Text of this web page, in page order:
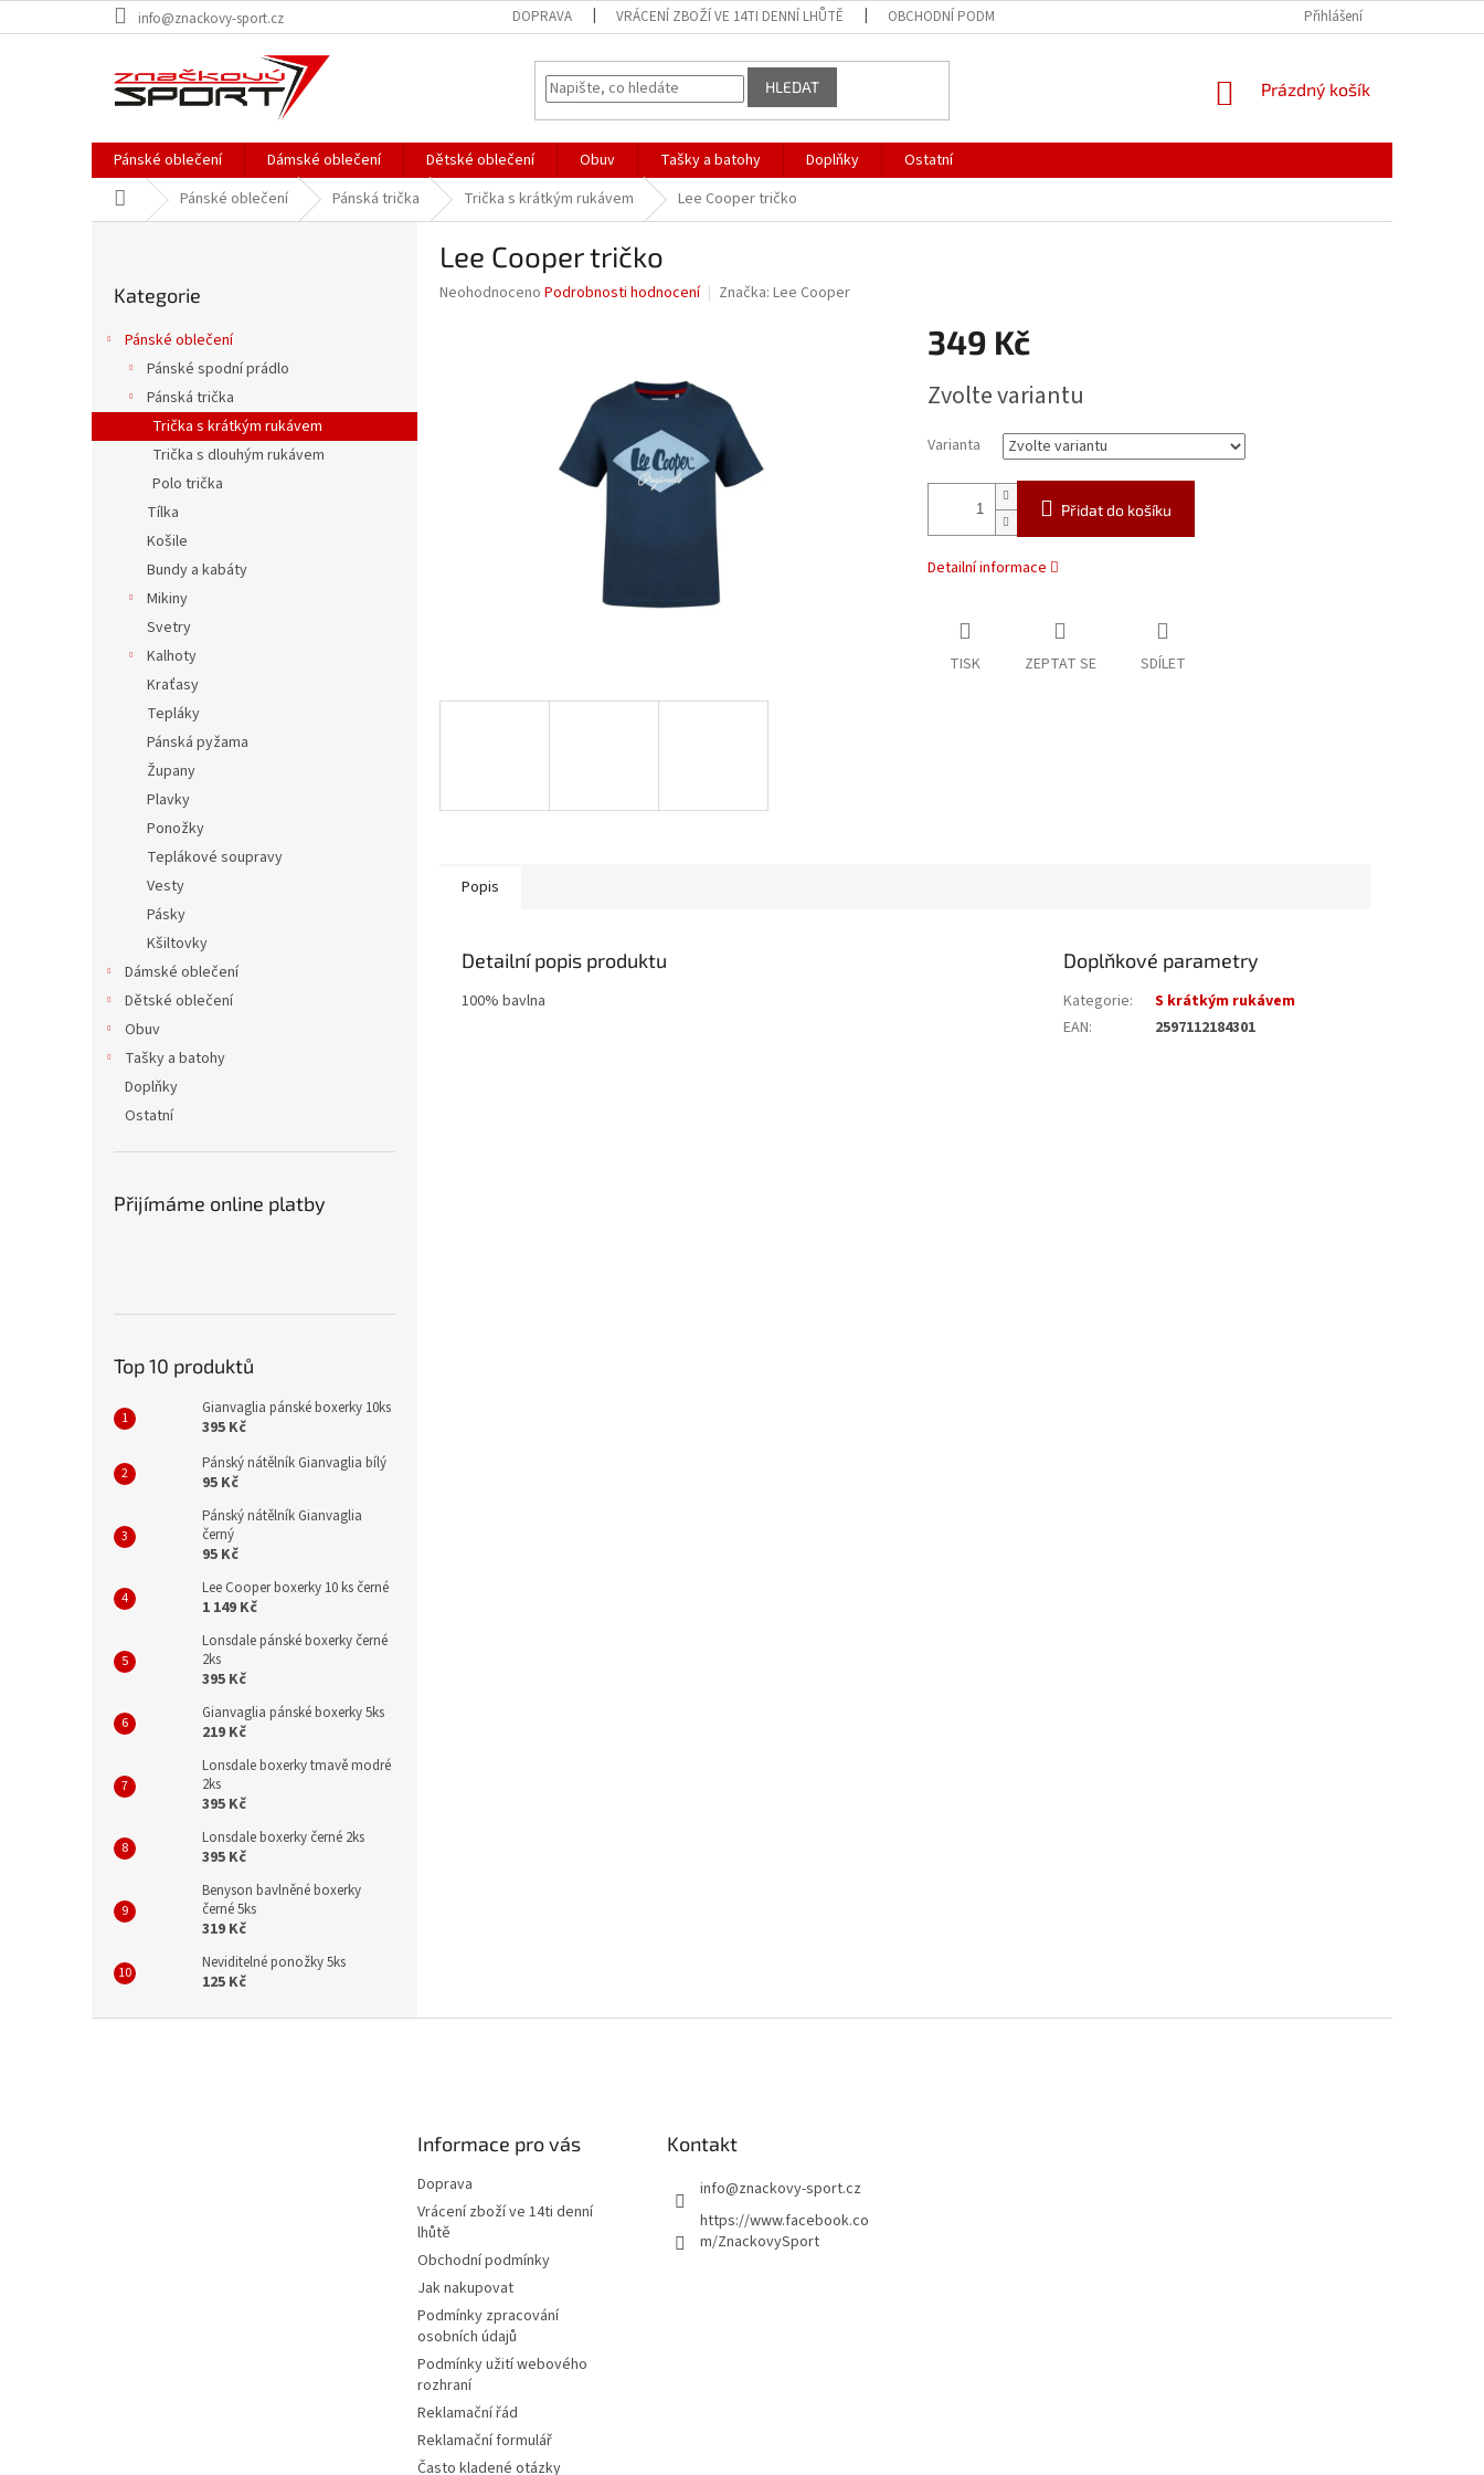
na
info@znackovy-sport.cz DOPRAVA VRÁCENÍ ZBOŽÍ VE 14TI DENNÍ LHŮTĚ OBCHODNÍ PODMÍNKY PODMÍNKY ZPRACOVÁNÍ OSOBNÍCH ÚDAJŮ
Přihlášení
HLEDAT
NÁKUPNÍ
Prázdný košík
Pánské oblečení Dámské oblečení Dětské oblečení Obuv Tašky a batohy Doplňky
Ostatní
Domů Pánské oblečení Pánská trička Trička s krátkým rukávem Lee Cooper tričko
kategorie
Kategorie
Pánské oblečení
Pánské spodní prádlo
Pánská trička
Trička s krátkým rukávem
Trička s dlouhým rukávem
Polo trička
Tílka
Košile
Bundy a kabáty
Mikiny
Svetry
Kalhoty
Kraťasy
Tepláky
Pánská pyžama
Župany
Plavky
Ponožky
Teplákové soupravy
Vesty
Pásky
Kšiltovky
Dámské oblečení
Dětské oblečení
Obuv
Tašky a batohy
Doplňky
Ostatní
Přijímáme online platby
Top 10 produktů
Gianvaglia pánské boxerky 10ks
395 Kč
Pánský nátělník Gianvaglia bílý
95 Kč
Pánský nátělník Gianvaglia
černý
95 Kč
Lee Cooper boxerky 10 ks černé
1 149 Kč
Lonsdale pánské boxerky černé
2ks
395 Kč
Gianvaglia pánské boxerky 5ks
219 Kč
Lonsdale boxerky tmavě modré
2ks
395 Kč
Lonsdale boxerky černé 2ks
395 Kč
Benyson bavlněné boxerky
černé 5ks
319 Kč
Neviditelné ponožky 5ks
125 Kč
Lee Cooper tričko
Průměrné
Neohodnoceno Podrobnosti hodnocení Značka: Lee Cooper
349 Kč
cena:
Zvolte variantu
Varianta
Přidat do košíku
Detailní informace
TISK ZEPTAT SE SDÍLET
Popis
Detailní popis produktu
100% bavlna
Doplňkové parametry
Kategorie:
S krátkým rukávem
EAN: 2597112184301
Informace pro vás
Doprava
Vrácení zboží ve 14ti denní
lhůtě
Obchodní podmínky
Jak nakupovat
Podmínky zpracování
osobních údajů
Podmínky užití webového
rozhraní
Reklamační řád
Reklamační formulář
Často kladené otázky
Kontakt
info@znackovy-sport.cz
https://www.facebook.co
m/ZnackovySport